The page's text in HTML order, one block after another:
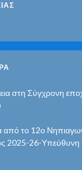
στη Σύγχρονη
από το 12ο
2025-26-Υπεύθυνη